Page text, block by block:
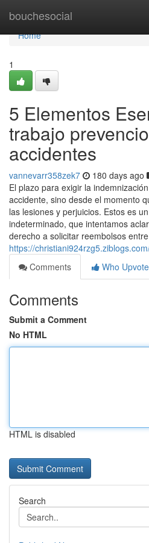
bouchesocial
Home
Home
1
5 Elementos
trabajo
accidentes
vannevarr358zek7 180 days ago
El plazo para exigir la
accidente, sino desde el momento
las lesiones y perjuicios. Estos es
indeterminado, que intentamos
derecho a solicitar reembolsos
https://
Comments
Who
Comments
Submit a Comment
No HTML
HTML is disabled
Search